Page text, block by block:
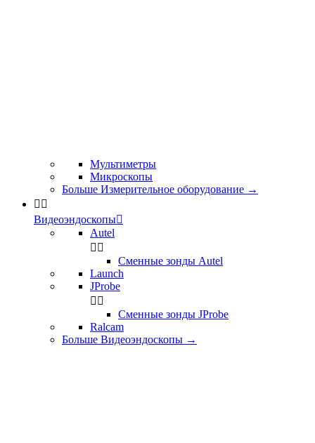
Мультиметры
Микроскопы
Больше Измерительное оборудование →
 
Видеоэндоскопы
Autel
 
Сменные зонды Autel
Launch
JProbe
 
Сменные зонды JProbe
Ralcam
Больше Видеоэндоскопы →